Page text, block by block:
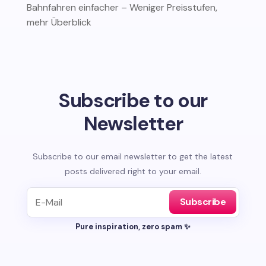
Bahnfahren einfacher – Weniger Preisstufen,
mehr Überblick
Subscribe to our
Newsletter
Subscribe to our email newsletter to get the latest
posts delivered right to your email.
Subscribe
Pure inspiration, zero spam ✨